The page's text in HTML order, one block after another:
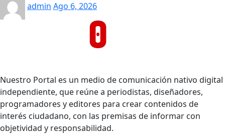
admin Ago 6, 2026
Nuestro Portal es un medio de comunicación nativo digital
independiente, que reúne a periodistas, diseñadores,
programadores y editores para crear contenidos de
interés ciudadano, con las premisas de informar con
objetividad y responsabilidad.